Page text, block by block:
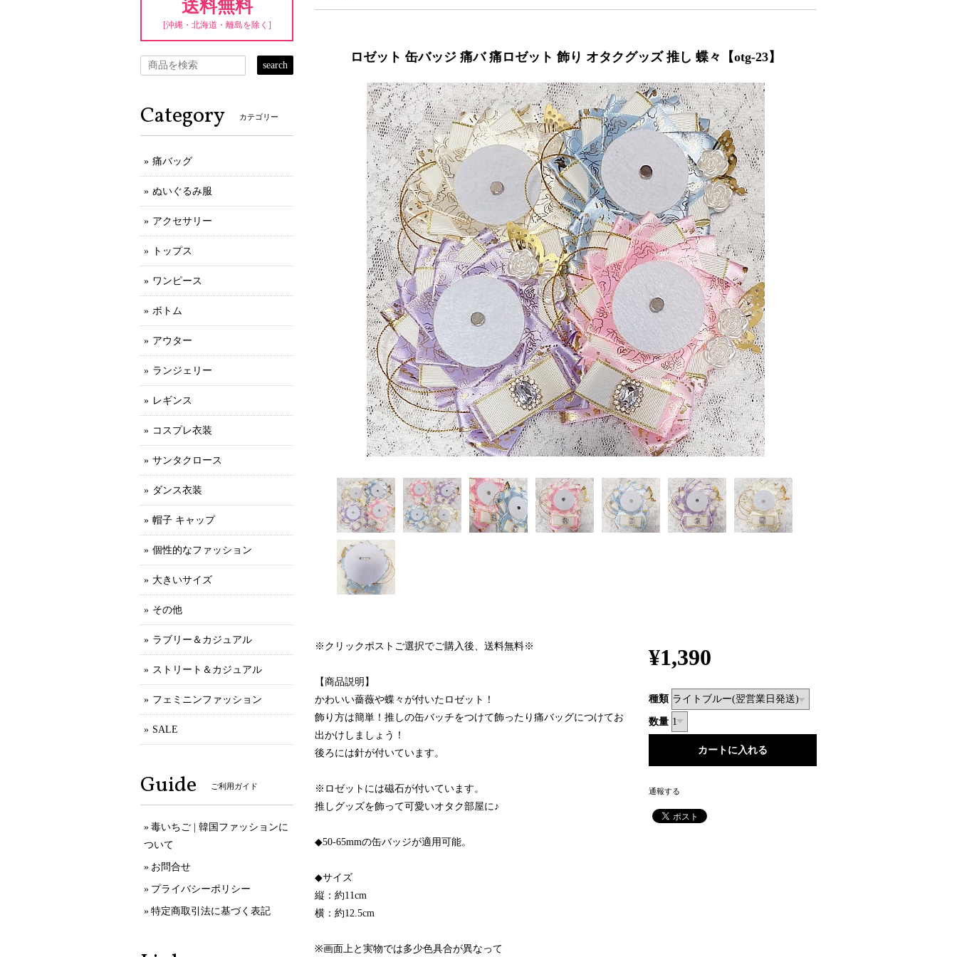
ロゼット 缶バッジ 痛バ 痛ロゼット 飾り オタクグッズ 推し 蝶々【otg-23】
※クリックポストご選択でご購入後、送料無料※
【商品説明】
かわいい薔薇や蝶々が付いたロゼット！
飾り方は簡単！推しの缶バッチをつけて飾ったり痛バッグにつけてお
出かけしましょう！
後ろには針が付いています。
※ロゼットには磁石が付いています。
推しグッズを飾って可愛いオタク部屋に♪
◆50-65mmの缶バッジが適用可能。
◆サイズ
縦：約11cm
横：約12.5cm
※画面上と実物では多少色具合が異なって
¥1,390
種類
数量
通報する
送料無料
[沖縄・北海道・離島を除く]
search
Category カテゴリー
痛バッグ
ぬいぐるみ服
アクセサリー
トップス
ワンピース
ボトム
アウター
ランジェリー
レギンス
コスプレ衣装
サンタクロース
ダンス衣装
帽子 キャップ
個性的なファッション
大きいサイズ
その他
ラブリー＆カジュアル
ストリート＆カジュアル
フェミニンファッション
SALE
Guide ご利用ガイド
毒いちご | 韓国ファッションに
ついて
お問合せ
プライバシーポリシー
特定商取引法に基づく表記